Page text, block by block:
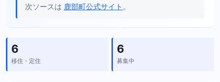
次ソースは 鹿部町公式サイト 。
6
移住・定住
6
募集中